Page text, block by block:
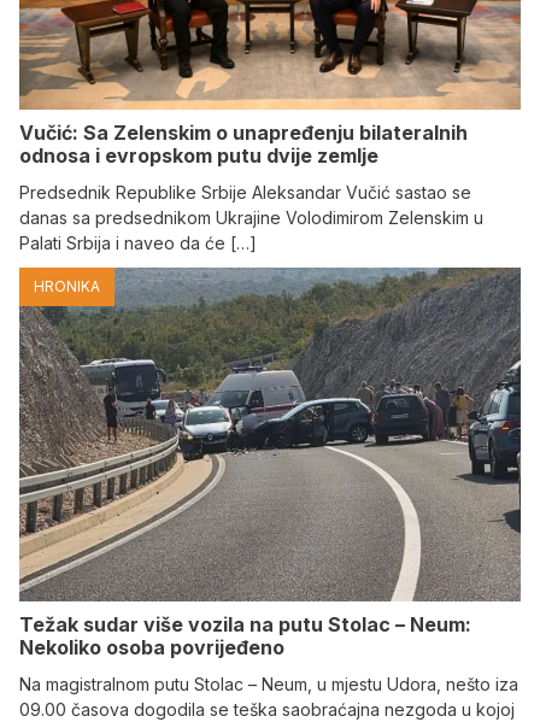
Vučić: Sa Zelenskim o unapređenju bilateralnih
odnosa i evropskom putu dvije zemlje
Predsednik Republike Srbije Aleksandar Vučić sastao se
danas sa predsednikom Ukrajine Volodimirom Zelenskim u
Palati Srbija i naveo da će […]
HRONIKA
Težak sudar više vozila na putu Stolac – Neum:
Nekoliko osoba povrijeđeno
Na magistralnom putu Stolac – Neum, u mjestu Udora, nešto iza
09.00 časova dogodila se teška saobraćajna nezgoda u kojoj